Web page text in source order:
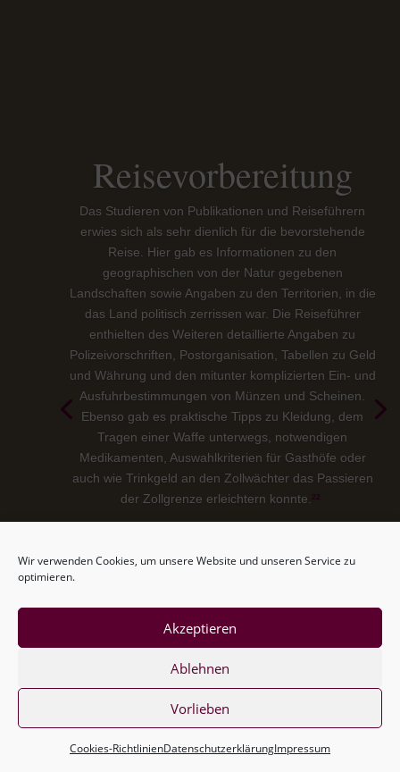
Wir verwenden Cookies, um unsere Website und unseren Service zu
optimieren.
Akzeptieren
Ablehnen
Vorlieben
Cookies-RichtlinienDatenschutzerklärungImpressum
Reisevorbereitung
Das Studieren von Publikationen und Reiseführern
erwies sich als sehr dienlich für die bevorstehende
Reise. Hier gab es Informationen zu den
geographischen von der Natur gegebenen
Landschaften sowie Angaben zu den Territorien, in die
das Land politisch zerrissen war. Die Reiseführer
enthielten des Weiteren detaillierte Angaben zu
Polizeivorschriften, Postorganisation, Tabellen zu Geld
und Währung und den mitunter komplizierten Ein- und
Ausfuhrbestimmungen von Münzen und Scheinen.
Ebenso gab es praktische Tipps zu Kleidung, dem
Tragen einer Waffe unterwegs, notwendigen
Medikamenten, Auswahlkriterien für Gasthöfe oder
auch wie Trinkgeld an den Zollwächter das Passieren
der Zollgrenze erleichtern konnte.